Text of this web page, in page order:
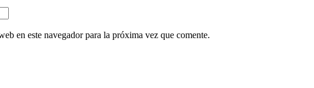
en este navegador para la próxima vez que comente.